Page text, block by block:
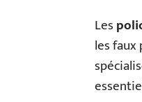
Les
les